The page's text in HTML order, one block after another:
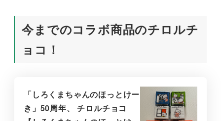
今までのコラボ商品のチロルチ
ョコ！
「しろくまちゃんのほっとけー
き」50周年、 チロルチョコ